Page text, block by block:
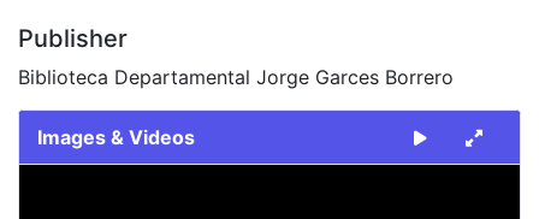
Publisher
Biblioteca Departamental Jorge Garces Borrero
Images & Videos